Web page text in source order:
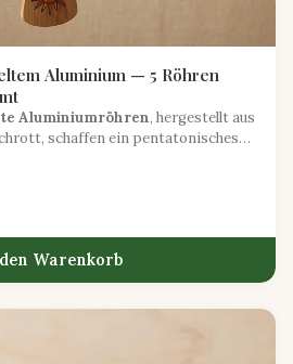
Aluminium — 5 Röhren
Aluminiumröhren, hergestellt aus
schaffen ein pentatonisches
Klängen im Freien.
Warenkorb